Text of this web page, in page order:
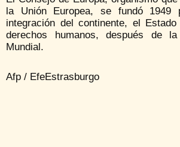
la Unión Europea, se fundó 1949
integración del continente, el
derechos humanos, después de
Mundial.
Afp / EfeEstrasburgo